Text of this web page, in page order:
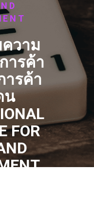
วาม
ารค้า
รค้า
น
FOR